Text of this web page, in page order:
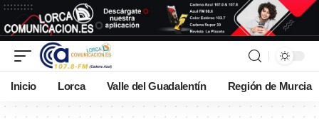
Inicio Lorca Valle del Guadalentín Región de Murcia